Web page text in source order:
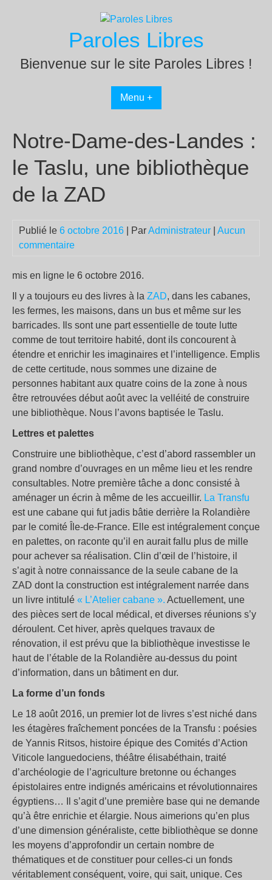
Paroles Libres
Bienvenue sur le site Paroles Libres !
Menu +
Notre-Dame-des-Landes :
le Taslu, une bibliothèque
de la ZAD
Publié le 6 octobre 2016 | ParAdministrateur
Aucun
commentaire
mis en ligne le 6 octobre 2016.
Il y a toujours eu des livres à la ZAD, dans les cabanes,
les fermes, les maisons, dans un bus et même sur les
barricades. Ils sont une part essentielle de toute lutte
comme de tout territoire habité, dont ils concourent à
étendre et enrichir les imaginaires et l’intelligence. Emplis
de cette certitude, nous sommes une dizaine de
personnes habitant aux quatre coins de la zone à nous
être retrouvées début août avec la velléité de construire
une bibliothèque. Nous l’avons baptisée le Taslu.
Lettres et palettes
Construire une bibliothèque, c’est d’abord rassembler un
grand nombre d’ouvrages en un même lieu et les rendre
consultables. Notre première tâche a donc consisté à
aménager un écrin à même de les accueillir. La Transfu
est une cabane qui fut jadis bâtie derrière la Rolandière
par le comité Île-de-France. Elle est intégralement conçue
en palettes, on raconte qu’il en aurait fallu plus de mille
pour achever sa réalisation. Clin d’œil de l’histoire, il
s’agit à notre connaissance de la seule cabane de la
ZAD dont la construction est intégralement narrée dans
un livre intitulé « L’Atelier cabane ». Actuellement, une
des pièces sert de local médical, et diverses réunions s’y
déroulent. Cet hiver, après quelques travaux de
rénovation, il est prévu que la bibliothèque investisse le
haut de l’étable de la Rolandière au-dessus du point
d’information, dans un bâtiment en dur.
La forme d’un fonds
Le 18 août 2016, un premier lot de livres s’est niché dans
les étagères fraîchement poncées de la Transfu : poésies
de Yannis Ritsos, histoire épique des Comités d’Action
Viticole languedociens, théâtre élisabéthain, traité
d’archéologie de l’agriculture bretonne ou échanges
épistolaires entre indignés américains et révolutionnaires
égyptiens… Il s’agit d’une première base qui ne demande
qu’à être enrichie et élargie. Nous aimerions qu’en plus
d’une dimension généraliste, cette bibliothèque se donne
les moyens d’approfondir un certain nombre de
thématiques et de constituer pour celles-ci un fonds
véritablement conséquent, voire, qui sait, unique. Ces